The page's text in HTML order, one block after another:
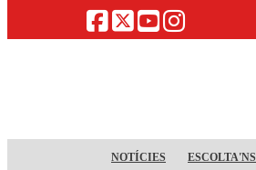
NOTÍCIES ESCOLTA'NS